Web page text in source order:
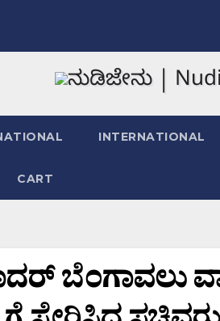
INTERNATIONAL
CART
ಬೆಂಗಾವಲು